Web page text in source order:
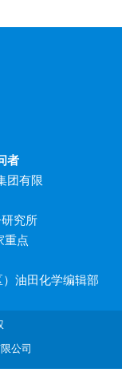
者
团有限
究所
点
油田化学编辑部
公司